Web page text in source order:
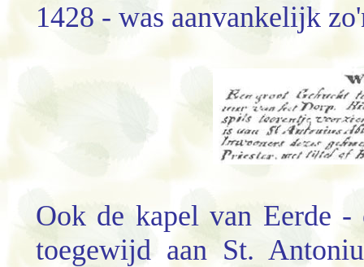
1428 - was aanvankelijk
Ook de kapel van Eerde
toegewijd aan St.